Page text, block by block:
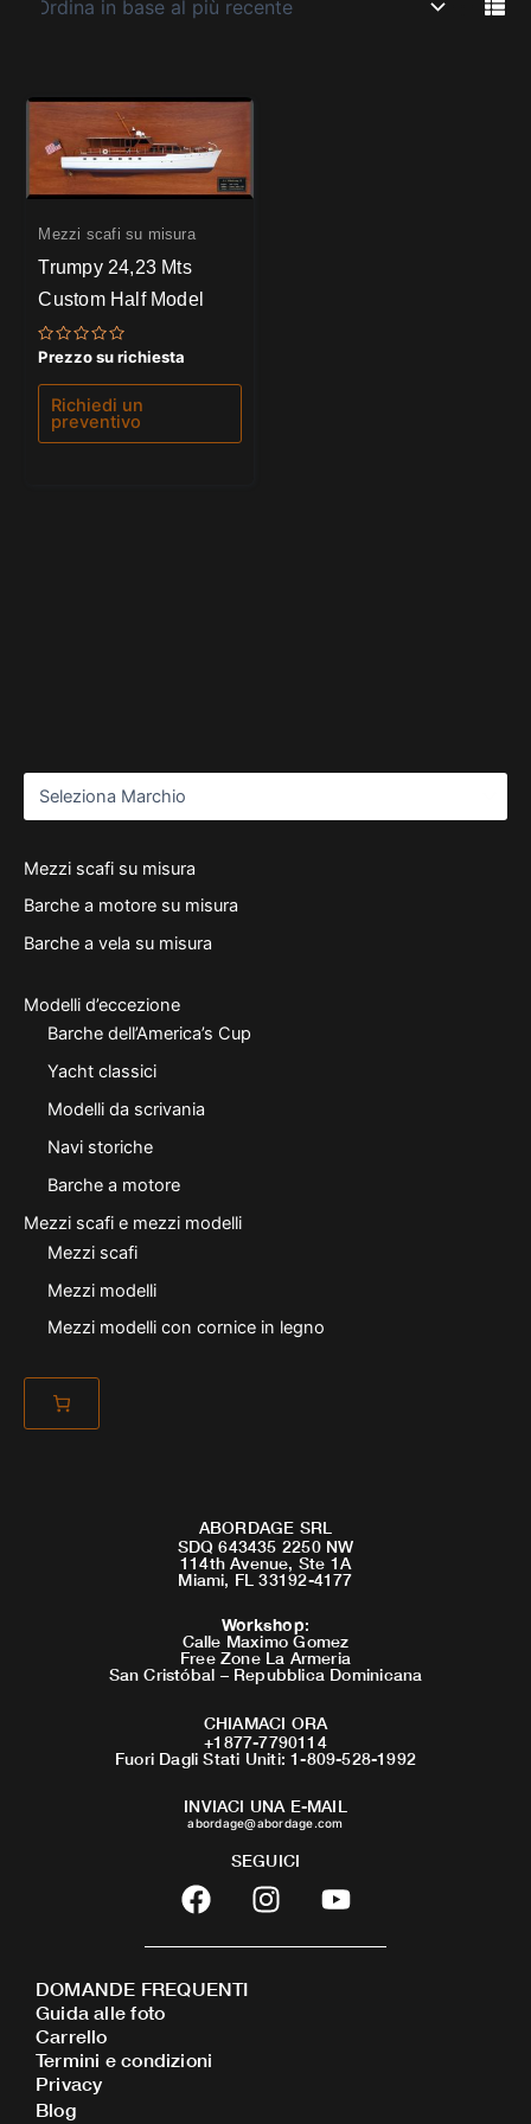
Mezzi scafi su misura
Barche a motore su misura
Barche a vela su misura
Modelli d’eccezione
Barche dell’America’s Cup
Yacht classici
Modelli da scrivania
Navi storiche
Barche a motore
Mezzi scafi e mezzi modelli
Mezzi scafi
Mezzi modelli
Mezzi modelli con cornice in legno
Mezzi scafi su misura
Trumpy 24,23 Mts
Custom Half Model
Valutato
su
Prezzo su richiesta
Richiedi un
preventivo
ABORDAGE SRL
SDQ 643435 2250 NW
114th Avenue, Ste 1A
Miami, FL 33192-4177
Workshop:
Calle Maximo Gomez
Free Zone La Armeria
San Cristóbal – Repubblica Dominicana
CHIAMACI ORA
+1877-7790114
Fuori Dagli Stati Uniti: 1-809-528-1992
INVIACI UNA E-MAIL
abordage@abordage.com
SEGUICI
F
a
c
b
o
I
n
s
Y
o
u
DOMANDE FREQUENTI
Guida alle foto
Carrello
Termini e condizioni
Privacy
Blog